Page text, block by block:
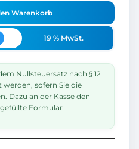
Warenkorb
19 % MwSt.
Nullsteuersatz nach § 12
werden, sofern Sie die
Dazu an der Kasse den
Formular